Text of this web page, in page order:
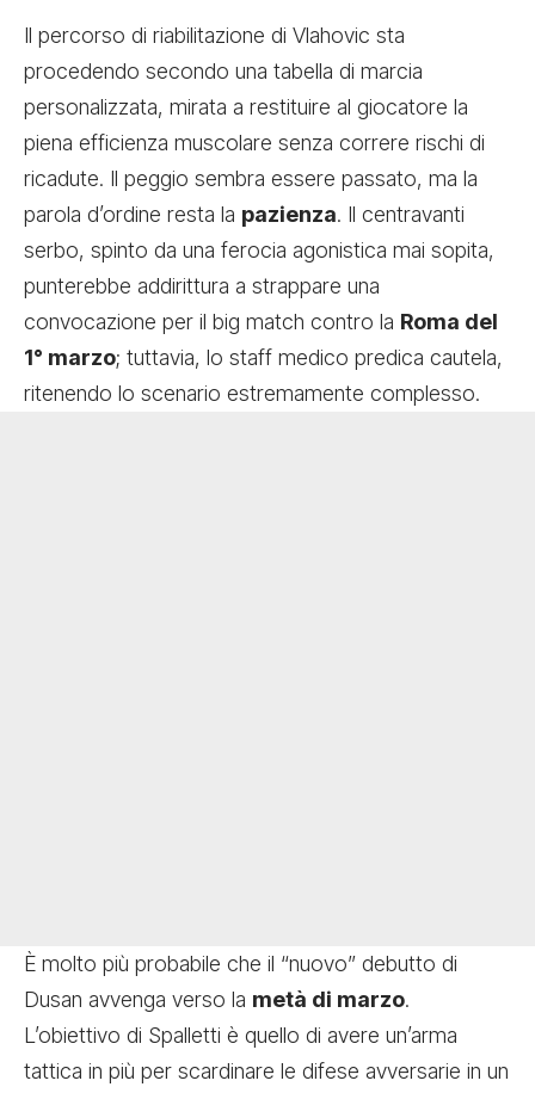
Il percorso di riabilitazione di Vlahovic sta
procedendo secondo una tabella di marcia
personalizzata, mirata a restituire al giocatore la
piena efficienza muscolare senza correre rischi di
ricadute. Il peggio sembra essere passato, ma la
parola d’ordine resta la pazienza. Il centravanti
serbo, spinto da una ferocia agonistica mai sopita,
punterebbe addirittura a strappare una
convocazione per il big match contro la Roma del
1° marzo; tuttavia, lo staff medico predica cautela,
ritenendo lo scenario estremamente complesso.
È molto più probabile che il “nuovo” debutto di
Dusan avvenga verso la metà di marzo.
L’obiettivo di Spalletti è quello di avere un’arma
tattica in più per scardinare le difese avversarie in un